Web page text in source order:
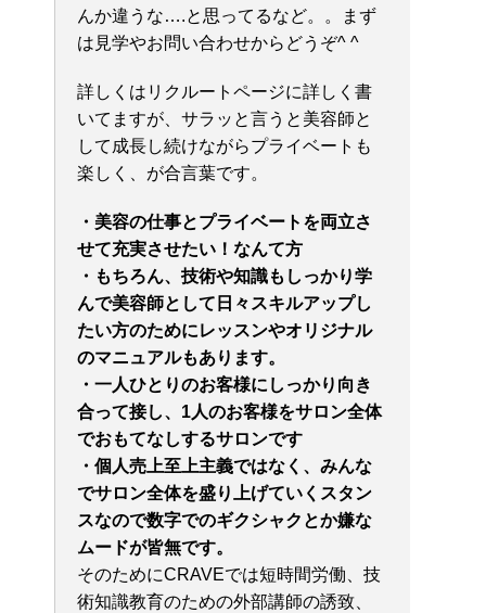
んか違うな….と思ってるなど。。まず
は見学やお問い合わせからどうぞ^ ^
詳しくはリクルートページに詳しく書
いてますが、サラッと言うと美容師と
して成長し続けながらプライベートも
楽しく、が合言葉です。
・美容の仕事とプライベートを両立さ
せて充実させたい！なんて方
・もちろん、技術や知識もしっかり学
んで美容師として日々スキルアップし
たい方のためにレッスンやオリジナル
のマニュアルもあります。
・一人ひとりのお客様にしっかり向き
合って接し、 1人のお客様をサロン全体
でおもてなしするサロンです
・個人売上至上主義ではなく、みんな
でサロン全体を盛り上げていくスタン
スなので数字でのギクシャクとか嫌な
ムードが皆無です。
そのためにCRAVEでは短時間労働、技
術知識教育のための外部講師の誘致、